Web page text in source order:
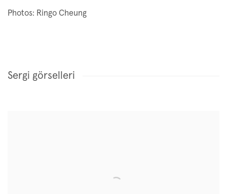
Photos: Ringo Cheung
Sergi görselleri